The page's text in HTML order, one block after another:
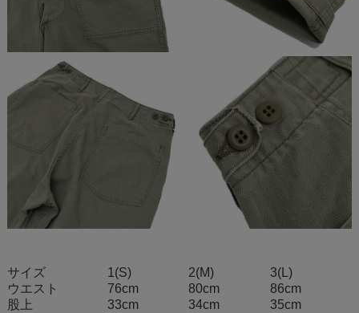
サイズ 1(S) 2(M)
3(L)
ウエスト
76cm 80cm
86cm
股上
33cm 34cm
35cm